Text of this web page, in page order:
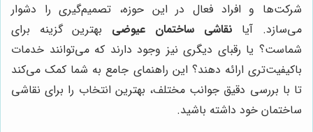
شرکت‌ها و افراد فعال در این حوزه، تصمیم‌گیری را دشوار
می‌سازد. آیا نقاشی ساختمان عیوضی بهترین گزینه برای
شماست؟ یا رقبای دیگری نیز وجود دارند که می‌توانند خدمات
باکیفیت‌تری ارائه دهند؟ این راهنمای جامع به شما کمک می‌کند
تا با بررسی دقیق جوانب مختلف، بهترین انتخاب را برای نقاشی
ساختمان خود داشته باشید.